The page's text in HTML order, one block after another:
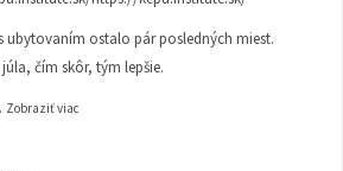
ubytovaním ostalo pár posledných miest.
čím skôr, tým lepšie.
Zobraziť viac